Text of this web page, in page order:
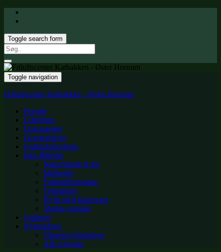
Toggle search form
Search
for:
Toggle navigation
Friluftscenter Katbakken – Øster Hornum
Forside
Udlejning
Dokumenter
Oversigtskort
Forhindringsbane
Info-Billeder
Natur/teknik hytte
Multtoilet
Forhindringsbane
Teltpladser
Hytte med klatrevæg
Shelter-område
Gallerier
Nyhedsbrev
Tilmeld nyhedsbrev
Alle nyheder